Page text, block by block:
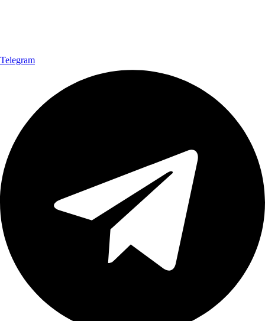
Telegram